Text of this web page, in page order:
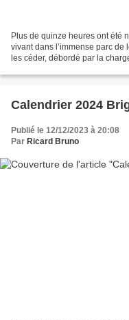
Plus de quinze heures ont été
vivant dans l’immense parc
les céder, débordé par la
Calendrier 2024
Publié le 12/12/2023 à 20:08
Par Ricard Bruno